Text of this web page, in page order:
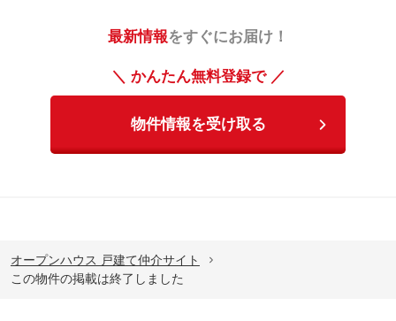
最新情報をすぐにお届け！
＼ かんたん無料登録で ／
物件情報を受け取る
オープンハウス 戸建て仲介サイト
この物件の掲載は終了しました